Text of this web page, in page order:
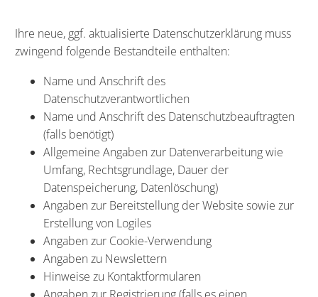
Ihre neue, ggf. aktualisierte Datenschutzerklärung muss
zwingend folgende Bestandteile enthalten:
Name und Anschrift des
Datenschutzverantwortlichen
Name und Anschrift des Datenschutzbeauftragten
(falls benötigt)
Allgemeine Angaben zur Datenverarbeitung wie
Umfang, Rechtsgrundlage, Dauer der
Datenspeicherung, Datenlöschung)
Angaben zur Bereitstellung der Website sowie zur
Erstellung von Logiles
Angaben zur Cookie-Verwendung
Angaben zu Newslettern
Hinweise zu Kontaktformularen